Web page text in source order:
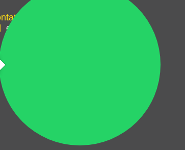
engenharia@reformweb.com.br